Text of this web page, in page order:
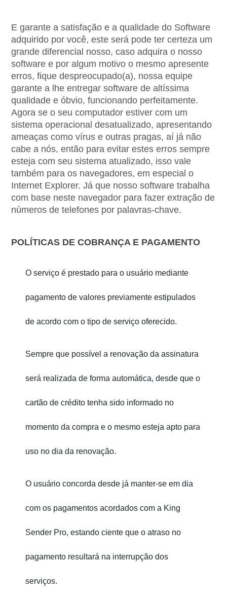
E garante a satisfação e a qualidade do Software
adquirido por você, este será pode ter certeza um
grande diferencial nosso, caso adquira o nosso
software e por algum motivo o mesmo apresente
erros, fique despreocupado(a), nossa equipe
garante a lhe entregar software de altíssima
qualidade e óbvio, funcionando perfeitamente.
Agora se o seu computador estiver com um
sistema operacional desatualizado, apresentando
ameaças como vírus e outras pragas, aí já não
cabe a nós, então para evitar estes erros sempre
esteja com seu sistema atualizado, isso vale
também para os navegadores, em especial o
Internet Explorer. Já que nosso software trabalha
com base neste navegador para fazer extração de
números de telefones por palavras-chave.
POLÍTICAS DE COBRANÇA E PAGAMENTO
O serviço é prestado para o usuário mediante
pagamento de valores previamente estipulados
de acordo com o tipo de serviço oferecido.
Sempre que possível a renovação da assinatura
será realizada de forma automática, desde que o
cartão de crédito tenha sido informado no
momento da compra e o mesmo esteja apto para
uso no dia da renovação.
O usuário concorda desde já manter-se em dia
com os pagamentos acordados com a King
Sender Pro, estando ciente que o atraso no
pagamento resultará na interrupção dos
serviços.